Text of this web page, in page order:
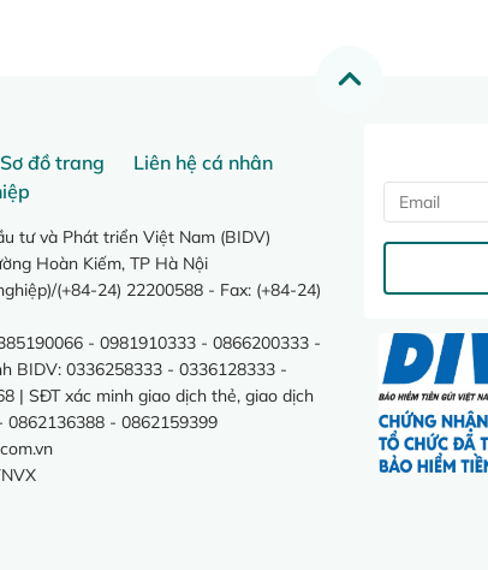
Sơ đồ trang
Liên hệ cá nhân
tư và Phát triển Việt Nam (BIDV)
Hoàn Kiếm, TP Hà Nội
(+84-24) 22200588 - Fax: (+84-24)
- 0981910333 - 0866200333 -
BIDV: 0336258333 - 0336128333 -
| SĐT xác minh giao dịch thẻ, giao dịch
- 0862159399